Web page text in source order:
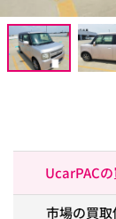
UcarPAC
市場の買